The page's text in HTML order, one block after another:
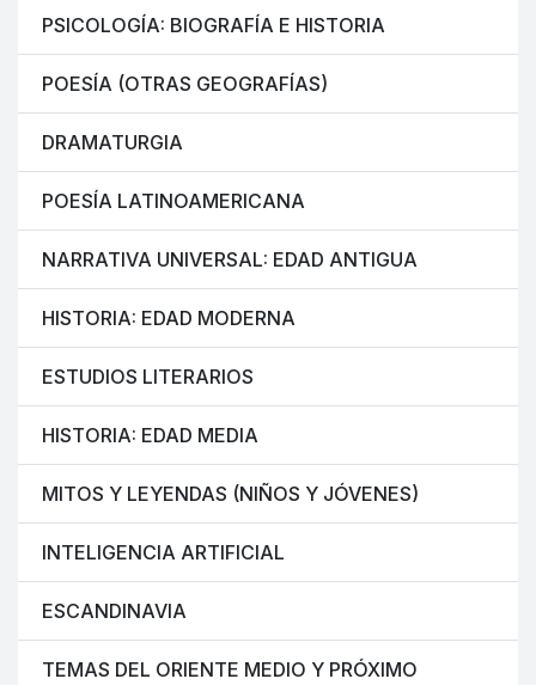
PSICOLOGÍA: BIOGRAFÍA E HISTORIA
POESÍA (OTRAS GEOGRAFÍAS)
DRAMATURGIA
POESÍA LATINOAMERICANA
NARRATIVA UNIVERSAL: EDAD ANTIGUA
HISTORIA: EDAD MODERNA
ESTUDIOS LITERARIOS
HISTORIA: EDAD MEDIA
MITOS Y LEYENDAS (NIÑOS Y JÓVENES)
INTELIGENCIA ARTIFICIAL
ESCANDINAVIA
TEMAS DEL ORIENTE MEDIO Y PRÓXIMO